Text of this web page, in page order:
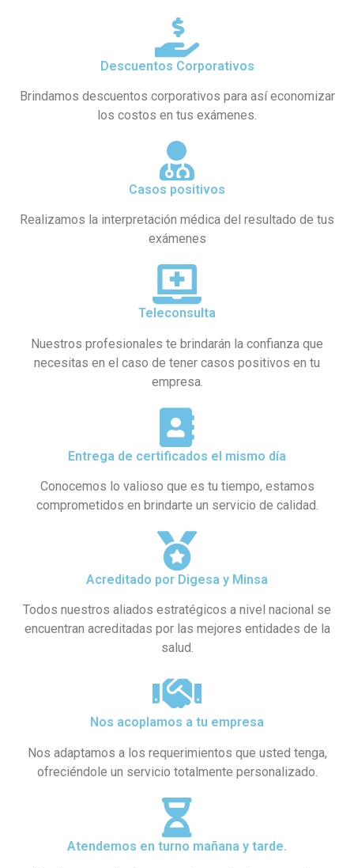
Descuentos Corporativos
Brindamos descuentos corporativos para así economizar
los costos en tus exámenes.
Casos positivos
Realizamos la interpretación médica del resultado de tus
exámenes
Teleconsulta
Nuestros profesionales te brindarán la confianza que
necesitas en el caso de tener casos positivos en tu
empresa.
Entrega de certificados el mismo día
Conocemos lo valioso que es tu tiempo, estamos
comprometidos en brindarte un servicio de calidad.
Acreditado por Digesa y Minsa​
Todos nuestros aliados estratégicos a nivel nacional se
encuentran acreditadas por las mejores entidades de la
salud.
Nos acoplamos a tu empresa
Nos adaptamos a los requerimientos que usted tenga,
ofreciéndole un servicio totalmente personalizado.
Atendemos en turno mañana y tarde.